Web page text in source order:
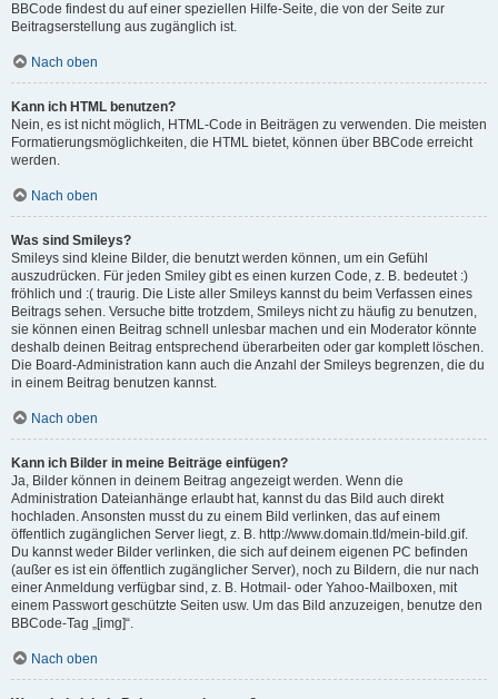
BBCode findest du auf einer speziellen Hilfe-Seite, die von der Seite zur
Beitragserstellung aus zugänglich ist.
Nach oben
Kann ich HTML benutzen?
Nein, es ist nicht möglich, HTML-Code in Beiträgen zu verwenden. Die meisten
Formatierungsmöglichkeiten, die HTML bietet, können über BBCode erreicht
werden.
Nach oben
Was sind Smileys?
Smileys sind kleine Bilder, die benutzt werden können, um ein Gefühl
auszudrücken. Für jeden Smiley gibt es einen kurzen Code, z. B. bedeutet :)
fröhlich und :( traurig. Die Liste aller Smileys kannst du beim Verfassen eines
Beitrags sehen. Versuche bitte trotzdem, Smileys nicht zu häufig zu benutzen,
sie können einen Beitrag schnell unlesbar machen und ein Moderator könnte
deshalb deinen Beitrag entsprechend überarbeiten oder gar komplett löschen.
Die Board-Administration kann auch die Anzahl der Smileys begrenzen, die du
in einem Beitrag benutzen kannst.
Nach oben
Kann ich Bilder in meine Beiträge einfügen?
Ja, Bilder können in deinem Beitrag angezeigt werden. Wenn die
Administration Dateianhänge erlaubt hat, kannst du das Bild auch direkt
hochladen. Ansonsten musst du zu einem Bild verlinken, das auf einem
öffentlich zugänglichen Server liegt, z. B. http://www.domain.tld/mein-bild.gif.
Du kannst weder Bilder verlinken, die sich auf deinem eigenen PC befinden
(außer es ist ein öffentlich zugänglicher Server), noch zu Bildern, die nur nach
einer Anmeldung verfügbar sind, z. B. Hotmail- oder Yahoo-Mailboxen, mit
einem Passwort geschützte Seiten usw. Um das Bild anzuzeigen, benutze den
BBCode-Tag „[img]“.
Nach oben